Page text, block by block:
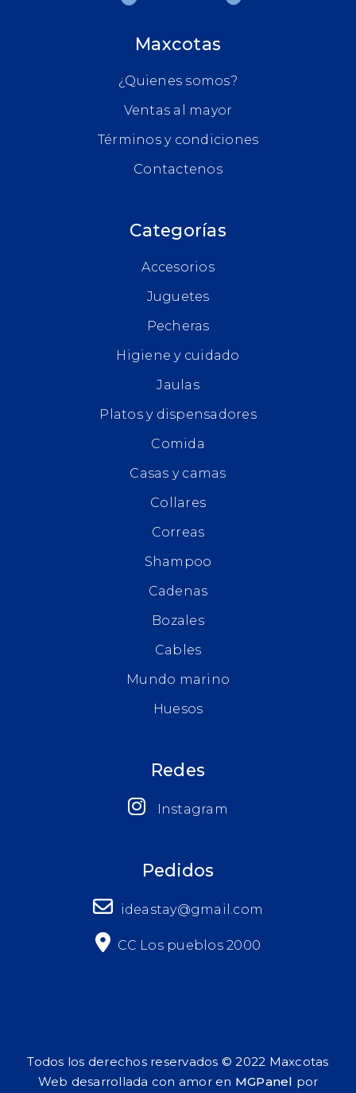
Maxcotas
¿Quienes somos?
Ventas al mayor
Términos y condiciones
Contactenos
Categorías
Accesorios
Juguetes
Pecheras
Higiene y cuidado
Jaulas
Platos y dispensadores
Comida
Casas y camas
Collares
Correas
Shampoo
Cadenas
Bozales
Cables
Mundo marino
Huesos
Redes
Instagram
Pedidos
ideastay@gmail.com
CC Los pueblos 2000
Todos los derechos reservados © 2022 Maxcotas
Web desarrollada con amor en MGPanel por